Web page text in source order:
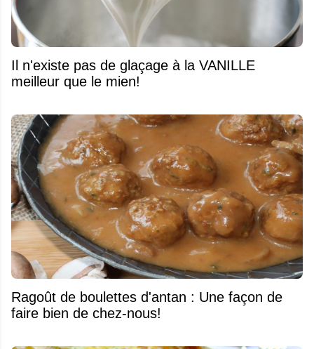
Il n'existe pas de glaçage à la VANILLE
meilleur que le mien!
Ragoût de boulettes d'antan : Une façon de
faire bien de chez-nous!